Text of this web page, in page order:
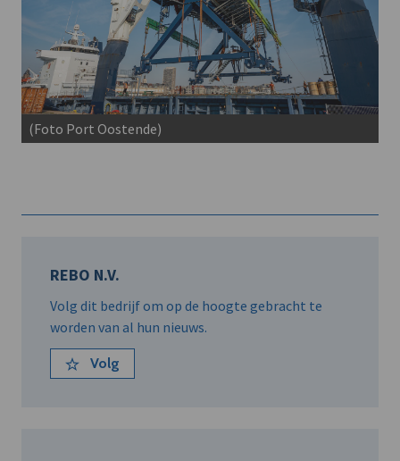
(Foto Port Oostende)
REBO N.V.
Volg dit bedrijf om op de hoogte gebracht te
worden van al hun nieuws.
Volg